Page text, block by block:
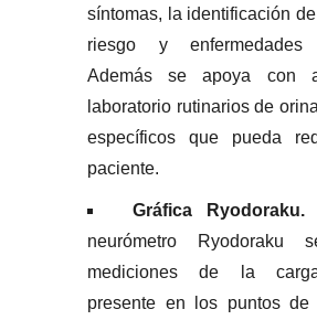
síntomas, la identificación
riesgo y enfermedades
Además se apoya con
laboratorio rutinarios de
específicos que pueda
paciente.
Gráfica Ryodoraku.
neurómetro Ryodoraku
mediciones de la
presente en los puntos de